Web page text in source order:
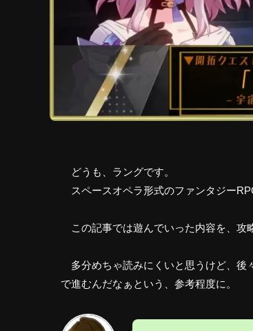
どうも、ラングです。
スペースオペラ形式のファンタジー
この記事では遊んでいった内容を、攻
多分めちゃ読みにくいと思うけど、後
で進むんだなぁという、参考程度に。